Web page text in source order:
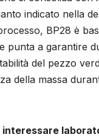
indicato nella
BP28 è
punta a garantire
del pezzo
della massa
interessare